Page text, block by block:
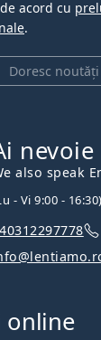
Doresc noutăți
acord cu
.
also speak
- Vi 9:00 - 16:30)
online